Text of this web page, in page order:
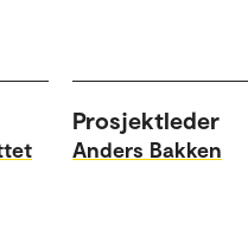
Prosjektleder
Anders Bakken